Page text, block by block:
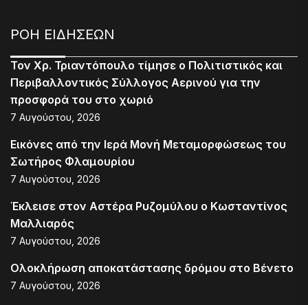
ΡΟΗ ΕΙΔΗΣΕΩΝ
Τον Χρ. Τριαντόπουλο τίμησε ο Πολιτιστικός και
Περιβαλλοντικός Σύλλογος Αερινού για την
προσφορά του στο χωριό
7 Αυγούστου, 2026
Εικόνες από την Ιερά Μονή Μεταμορφώσεως του
Σωτήρος Φλαμουρίου
7 Αυγούστου, 2026
Έκλεισε στον Αστέρα Ρυζομύλου ο Κωσταντίνος
Μαλλιαρός
7 Αυγούστου, 2026
Ολοκλήρωση αποκατάστασης δρόμου στο Βένετο
7 Αυγούστου, 2026